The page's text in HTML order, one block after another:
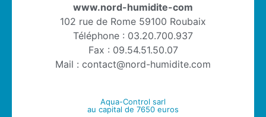
www.nord-humidite-com
102 rue de Rome 59100 Roubaix
Téléphone : 03.20.700.937
Fax : 09.54.51.50.07
Mail : contact@nord-humidite.com
Aqua-Control sarl
au capital de 7650 euros